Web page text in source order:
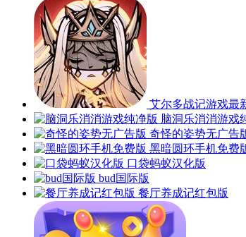
艾尔多战记游戏最
脑洞乐消消游戏
奇怪的姿势无广告
黑暗圆环手机免费
口袋蚂蚁汉化版
bud国际版
餐厅养成记红包版